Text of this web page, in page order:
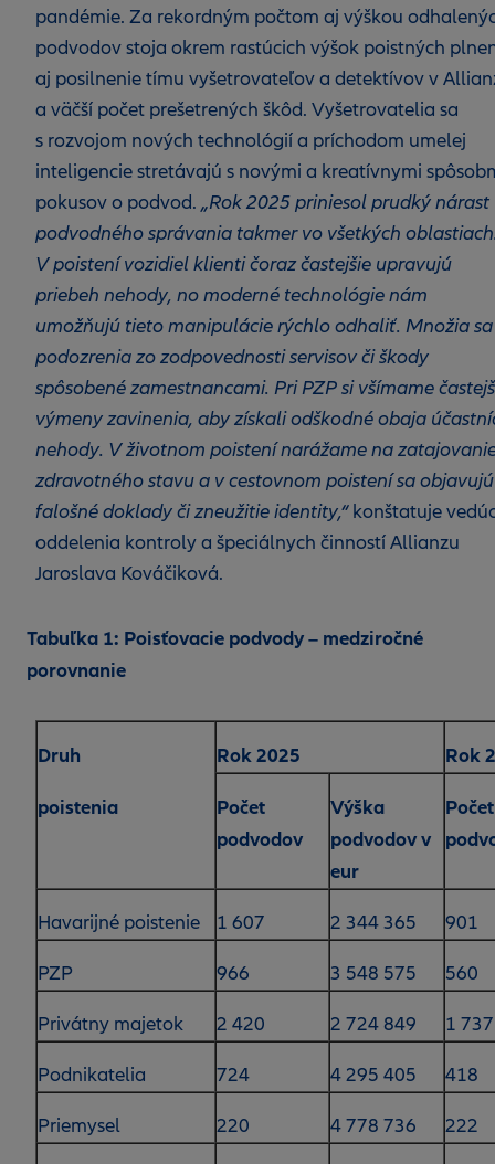
pandémie. Za rekordným počtom aj výškou
podvodov stoja okrem rastúcich výšok poistných
aj posilnenie tímu vyšetrovateľov a detektívov v
a väčší počet prešetrených škôd. Vyšetrovatelia sa
s rozvojom nových technológií a príchodom umelej
inteligencie stretávajú s novými a kreatívnymi
pokusov o podvod. „Rok 2025 priniesol prudký nárast
podvodného správania takmer vo všetkých
V poistení vozidiel klienti čoraz častejšie upravujú
priebeh nehody, no moderné technológie nám
umožňujú tieto manipulácie rýchlo odhaliť. Množia
podozrenia zo zodpovednosti servisov či škody
spôsobené zamestnancami. Pri PZP si všímame
výmeny zavinenia, aby získali odškodné obaja
nehody. V životnom poistení narážame na
zdravotného stavu a v cestovnom poistení sa objavujú
falošné doklady či zneužitie identity,“konštatuje
oddelenia kontroly a špeciálnych činností Allianzu
Jaroslava Kováčiková.
Tabuľka 1: Poisťovacie podvody – medziročné
porovnanie
Druh
poistenia
Rok 2025 Rok
Počet
podvodov
Výška
podvodov v
eur
Počet
Havarijné poistenie 1 607 2 344 365 901
PZP 966 3 548 575 560
Privátny majetok 2 420 2 724 849 1 737
Podnikatelia 724 4 295 405 418
Priemysel 220 4 778 736 222